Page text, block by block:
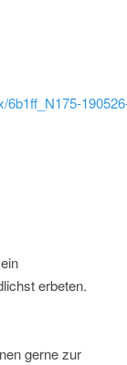
6b1ff_N175-
erbeten.
gerne zur